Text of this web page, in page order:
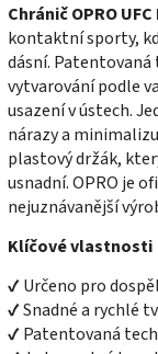
Chránič OPRO
kontaktní sporty,
dásní.
vytvarování podle
usazení v ústech.
nárazy a
plastový držák,
usnadní. OPRO je
nejuznávanější
Klíčové vlastnosti
✔ Určeno pro
✔ Snadné a rychlé
✔ Patentovaná